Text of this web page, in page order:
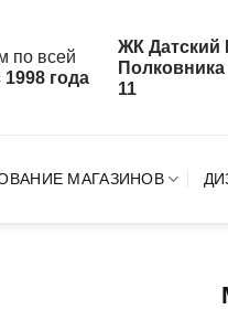
по всей
1998 года
ЖК Датский
11
МАГАЗИНОВ